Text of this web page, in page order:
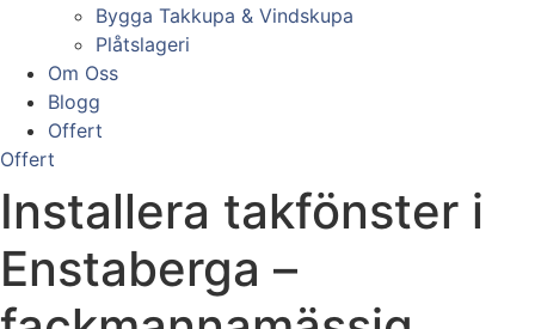
Bygga Takkupa & Vindskupa
Plåtslageri
Om Oss
Blogg
Offert
Offert
Installera takfönster i
Enstaberga –